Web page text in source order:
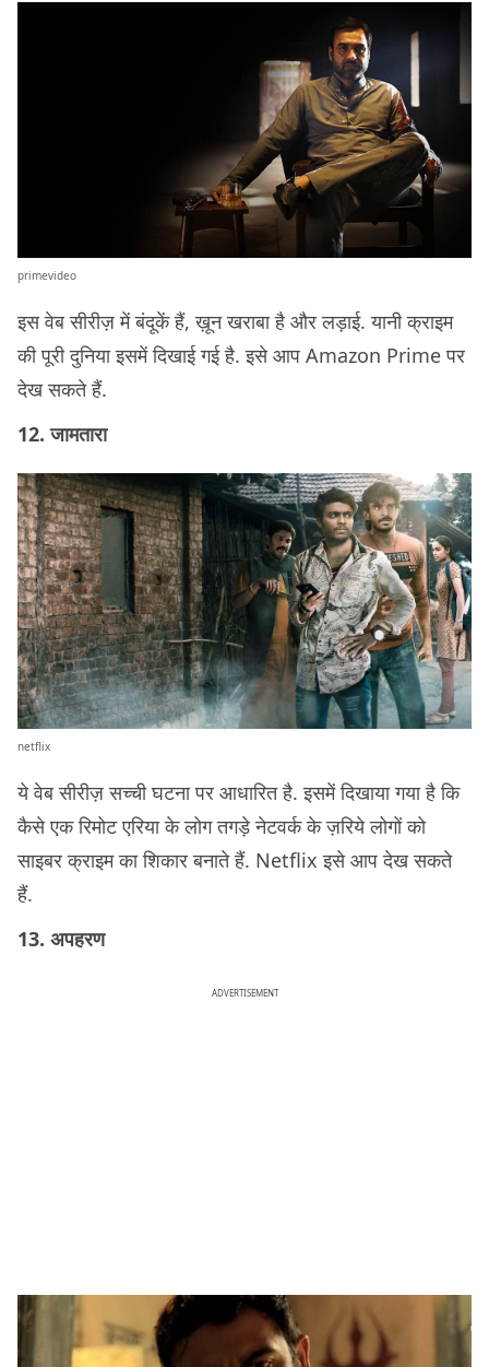
primevideo
इस वेब सीरीज़ में बंदूकें हैं, ख़ून खराबा है और लड़ाई. यानी क्राइम
की पूरी दुनिया इसमें दिखाई गई है. इसे आप Amazon Prime पर
देख सकते हैं.
12. जामतारा
netflix
ये वेब सीरीज़ सच्ची घटना पर आधारित है. इसमें दिखाया गया है कि
कैसे एक रिमोट एरिया के लोग तगड़े नेटवर्क के ज़रिये लोगों को
साइबर क्राइम का शिकार बनाते हैं. Netflix इसे आप देख सकते
हैं.
13. अपहरण
ADVERTISEMENT